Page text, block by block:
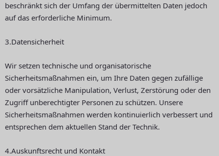
beschränkt sich der Umfang der übermittelten Daten jedoch
auf das erforderliche Minimum.
3.Datensicherheit
Wir setzen technische und organisatorische
Sicherheitsmaßnahmen ein, um Ihre Daten gegen zufällige
oder vorsätzliche Manipulation, Verlust, Zerstörung oder den
Zugriff unberechtigter Personen zu schützen. Unsere
Sicherheitsmaßnahmen werden kontinuierlich verbessert und
entsprechen dem aktuellen Stand der Technik.
4.Auskunftsrecht und Kontakt